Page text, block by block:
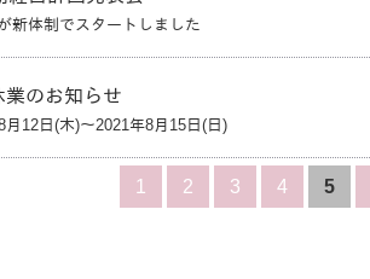
新体制でスタートしました
業のお知らせ
月12日(木)～2021年8月15日(日)
1 2 3 4 5